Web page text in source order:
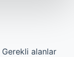
Gerekli alanlar